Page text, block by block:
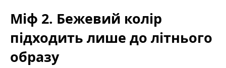
Міф 2. Бежевий колір
підходить лише до літнього
образу